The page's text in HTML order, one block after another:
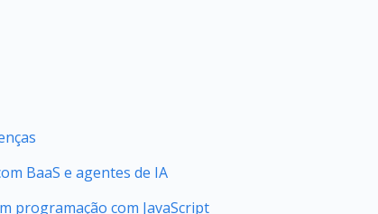
BaaS e agentes de IA
programação com JavaScript